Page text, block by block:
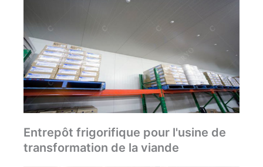
Entrepôt frigorifique pour l'usine de
transformation de la viande